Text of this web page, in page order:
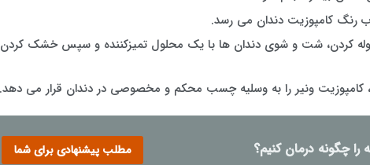
رنگ کامپوزیت دندان می رسد.
کردن، شت و شوی دندان ها با یک محلول تمیزکننده و سپس خشک کردن
کامپوزیت ونیر را به وسلیه چسب محکم و مخصوصی در دندان قرار می دهد.
را چگونه درمان کنیم؟ مطلب پیشنهادی برای شما